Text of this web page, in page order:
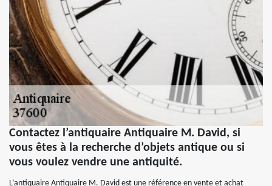
Contactez l’antiquaire Antiquaire M. David, si
vous êtes à la recherche d’objets antique ou si
vous voulez vendre une antiquité.
L’antiquaire Antiquaire M. David est une référence en vente et achat